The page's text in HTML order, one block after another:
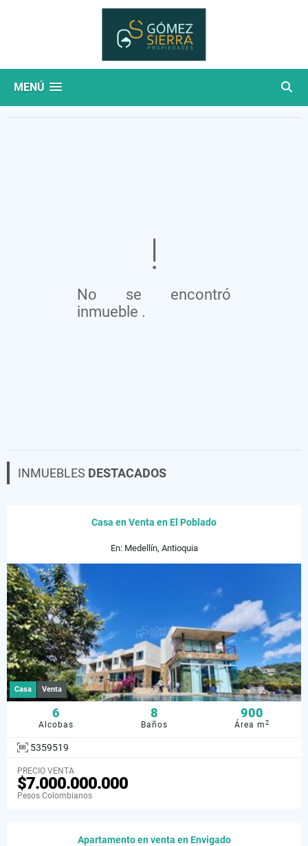
MENÚ
No se encontró
inmueble .
INMUEBLES DESTACADOS
Casa en Venta en El Poblado
En: Medellín, Antioquia
Casa Venta
6
Alcobas
8
Baños
900
Área m2
5359519
PRECIO VENTA
$7.000.000.000
Pesos Colombianos
Apartamento en venta en Envigado